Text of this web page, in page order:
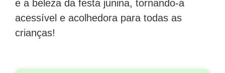
e a beleza da festa junina, tornando-a
acessível e acolhedora para todas as
crianças!